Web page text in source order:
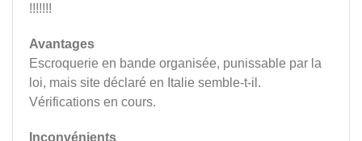
!!!!!!!
Avantages
Escroquerie en bande organisée, punissable par la
loi, mais site déclaré en Italie semble-t-il.
Vérifications en cours.
Inconvénients